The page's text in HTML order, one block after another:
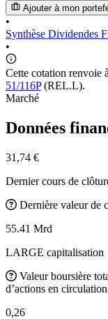
Ajouter à mon
•
Synthèse Dividendes
•
Cette cotation renvoie
51/116P(REL.L).
Marché
Données
31,74 €
Dernier cours de
Dernière valeur de
55.41 Mrd
LARGE capitalisation
Valeur boursière
d’actions en
0,26